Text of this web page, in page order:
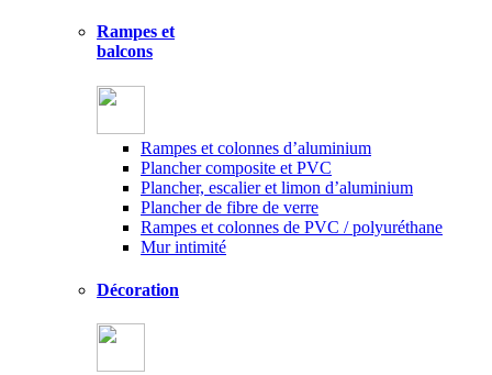
Rampes et
balcons
Rampes et colonnes d’aluminium
Plancher composite et PVC
Plancher, escalier et limon d’aluminium
Plancher de fibre de verre
Rampes et colonnes de PVC / polyuréthane
Mur intimité
Décoration